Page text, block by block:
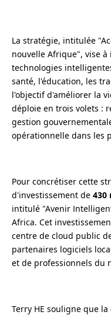
La stratégie, intitulée
nouvelle Afrique", vise
technologies
santé, l'éducation, les
l'objectif d'améliorer la
déploie en trois volets :
gestion
opérationnelle dans les
Pour concrétiser cette
d'investissement de 430
intitulé "Avenir
Africa. Cet
centre de cloud public
partenaires logiciels
et de professionnels du
Terry HE souligne que